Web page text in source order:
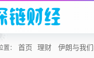
： 首页 理财 伊朗与我